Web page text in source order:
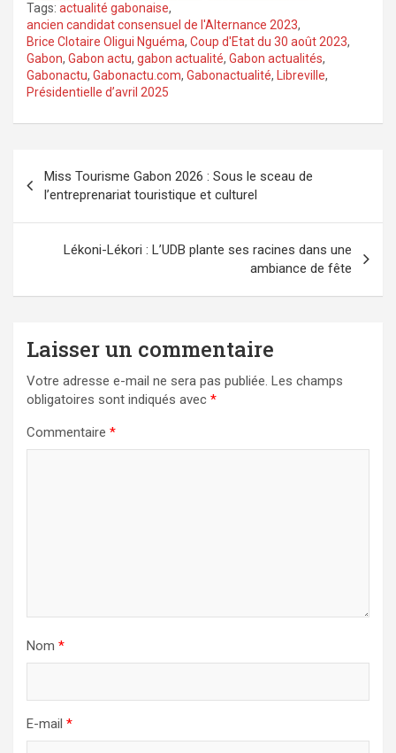
Tags: actualité gabonaise,
ancien candidat consensuel de l'Alternance 2023,
Brice Clotaire Oligui Nguéma, Coup d'Etat du 30 août 2023,
Gabon, Gabon actu, gabon actualité, Gabon actualités,
Gabonactu, Gabonactu.com, Gabonactualité, Libreville,
Présidentielle d’avril 2025
de
l’article
Miss Tourisme Gabon 2026 : Sous le sceau de
l’entreprenariat touristique et culturel
Lékoni-Lékori : L’UDB plante ses racines dans une
ambiance de fête
Laisser un commentaire
Votre adresse e-mail ne sera pas publiée. Les champs
obligatoires sont indiqués avec *
Commentaire *
Nom *
E-mail *